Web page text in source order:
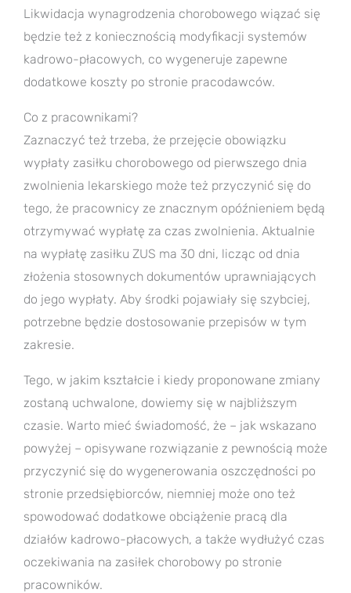
Likwidacja wynagrodzenia chorobowego wiązać się
będzie też z koniecznością modyfikacji systemów
kadrowo-płacowych, co wygeneruje zapewne
dodatkowe koszty po stronie pracodawców.
Co z pracownikami?
Zaznaczyć też trzeba, że przejęcie obowiązku
wypłaty zasiłku chorobowego od pierwszego dnia
zwolnienia lekarskiego może też przyczynić się do
tego, że pracownicy ze znacznym opóźnieniem będą
otrzymywać wypłatę za czas zwolnienia. Aktualnie
na wypłatę zasiłku ZUS ma 30 dni, licząc od dnia
złożenia stosownych dokumentów uprawniających
do jego wypłaty. Aby środki pojawiały się szybciej,
potrzebne będzie dostosowanie przepisów w tym
zakresie.
Tego, w jakim kształcie i kiedy proponowane zmiany
zostaną uchwalone, dowiemy się w najbliższym
czasie. Warto mieć świadomość, że – jak wskazano
powyżej – opisywane rozwiązanie z pewnością może
przyczynić się do wygenerowania oszczędności po
stronie przedsiębiorców, niemniej może ono też
spowodować dodatkowe obciążenie pracą dla
działów kadrowo-płacowych, a także wydłużyć czas
oczekiwania na zasiłek chorobowy po stronie
pracowników.